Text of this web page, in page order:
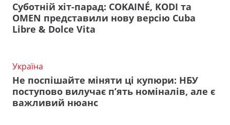
Суботній хіт-парад: COKAINÉ, KODI та
OMEN представили нову версію Cuba
Libre & Dolce Vita
Україна
Не поспішайте міняти ці купюри: НБУ
поступово вилучає п’ять номіналів, але є
важливий нюанс